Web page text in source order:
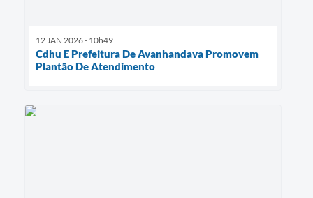
12 JAN 2026 - 10h49
Cdhu E Prefeitura De Avanhandava Promovem
Plantão De Atendimento